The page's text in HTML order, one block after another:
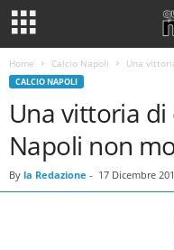
Home Calcio Napoli Una
CALCIO NAPOLI
Una vittoria di
Napoli non
By la Redazione - 17 Dicembre